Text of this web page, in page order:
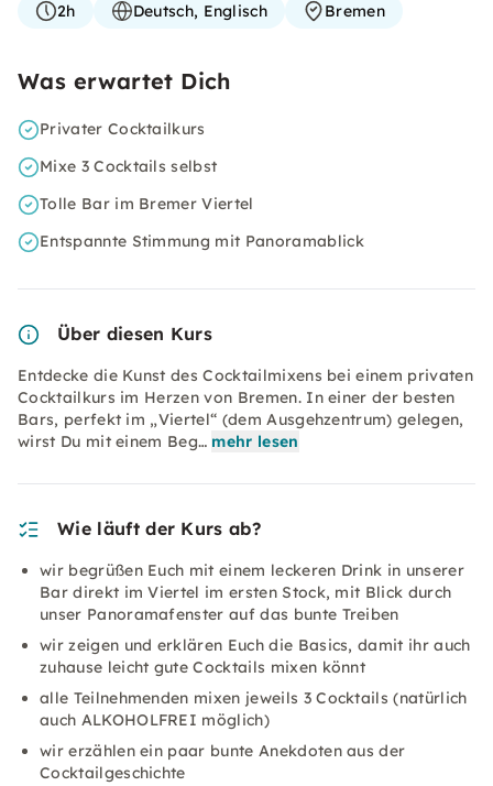
2h Deutsch, Englisch Bremen
Was erwartet Dich
Privater Cocktailkurs
Mixe 3 Cocktails selbst
Tolle Bar im Bremer Viertel
Entspannte Stimmung mit Panoramablick
Über diesen Kurs
Entdecke die Kunst des Cocktailmixens bei einem privaten
Cocktailkurs im Herzen von Bremen. In einer der besten
Bars, perfekt im „Viertel“ (dem Ausgehzentrum) gelegen,
wirst Du mit einem Beg… mehr lesen
Wie läuft der Kurs ab?
wir begrüßen Euch mit einem leckeren Drink in unserer
Bar direkt im Viertel im ersten Stock, mit Blick durch
unser Panoramafenster auf das bunte Treiben
wir zeigen und erklären Euch die Basics, damit ihr auch
zuhause leicht gute Cocktails mixen könnt
alle Teilnehmenden mixen jeweils 3 Cocktails (natürlich
auch ALKOHOLFREI möglich)
wir erzählen ein paar bunte Anekdoten aus der
Cocktailgeschichte